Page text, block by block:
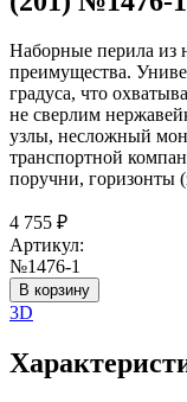
Наборные перила из
преимущества.
градуса, что
не сверлим
узлы, несложный
транспортной
поручни, горизонты
4 755 ₽
Артикул:
№1476-1
В корзину
3D